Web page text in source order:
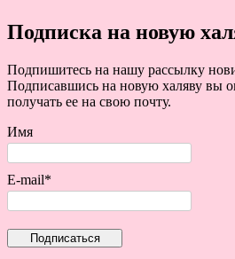
Подписка на новую
Подпишитесь на нашу рассылку
Подписавшись на новую халяву вы
получать ее на свою почту.
Имя
E-mail*